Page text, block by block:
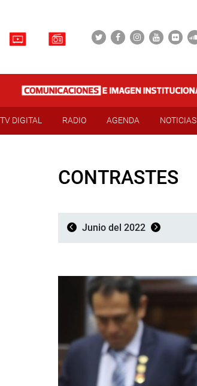
TV DIGITAL RADIO AGENDA NOTICIAS
CONTRASTES
Junio del 2022